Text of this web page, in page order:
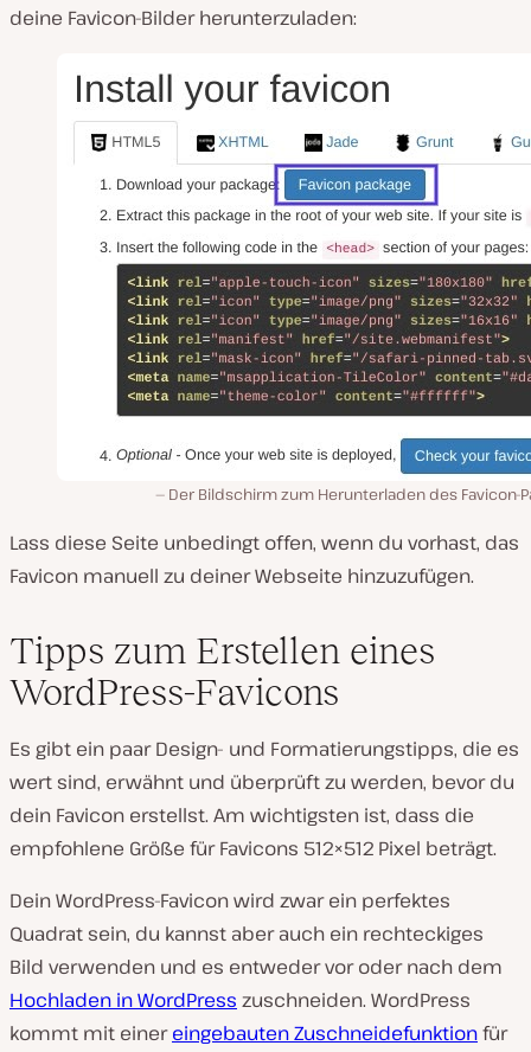
deine Favicon-Bilder herunterzuladen:
Der Bildschirm zum Herunterladen des Favicon-
Lass diese Seite unbedingt offen, wenn du vorhast, das
Favicon manuell zu deiner Webseite hinzuzufügen.
Tipps zum Erstellen eines
WordPress-Favicons
Es gibt ein paar Design- und Formatierungstipps, die es
wert sind, erwähnt und überprüft zu werden, bevor du
dein Favicon erstellst. Am wichtigsten ist, dass die
empfohlene Größe für Favicons 512×512 Pixel beträgt.
Dein WordPress-Favicon wird zwar ein perfektes
Quadrat sein, du kannst aber auch ein rechteckiges
Bild verwenden und es entweder vor oder nach dem
Hochladen in WordPress zuschneiden. WordPress
kommt mit einereingebauten Zuschneidefunktionfür